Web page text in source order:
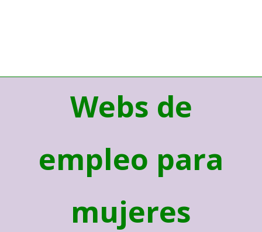
Webs de
empleo para
mujeres